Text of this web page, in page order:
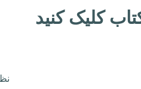
کلیک کنید